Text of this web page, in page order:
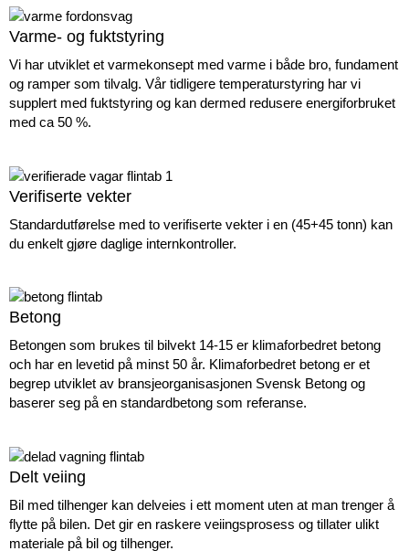
Varme- og fuktstyring
Vi har utviklet et varmekonsept med varme i både bro, fundament
og ramper som tilvalg. Vår tidligere temperaturstyring har vi
supplert med fuktstyring og kan dermed redusere energiforbruket
med ca 50 %.
Verifiserte vekter
Standardutførelse med to verifiserte vekter i en (45+45 tonn) kan
du enkelt gjøre daglige internkontroller.
Betong
Betongen som brukes til bilvekt 14-15 er klima­forbedret betong
och har en levetid på minst 50 år. Klima­forbedret betong er et
begrep utviklet av bransjeorganisasjonen Svensk Betong og
baserer seg på en standardbetong som referanse.
Delt veiing
Bil med tilhenger kan delveies i ett moment uten at man trenger å
flytte på bilen. Det gir en raskere veiingsprosess og tillater ulikt
materiale på bil og tilhenger.